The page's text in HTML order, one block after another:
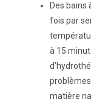
Des bains
fois par
à 15
matière